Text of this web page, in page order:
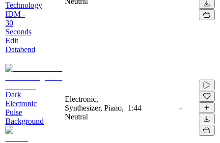
Technology
IDM -
30
Seconds
Edit
Databend
Dark
Electronic
Pulse
Background
Electronic,
Synthesizer, Piano,
Neutral
1:44 -